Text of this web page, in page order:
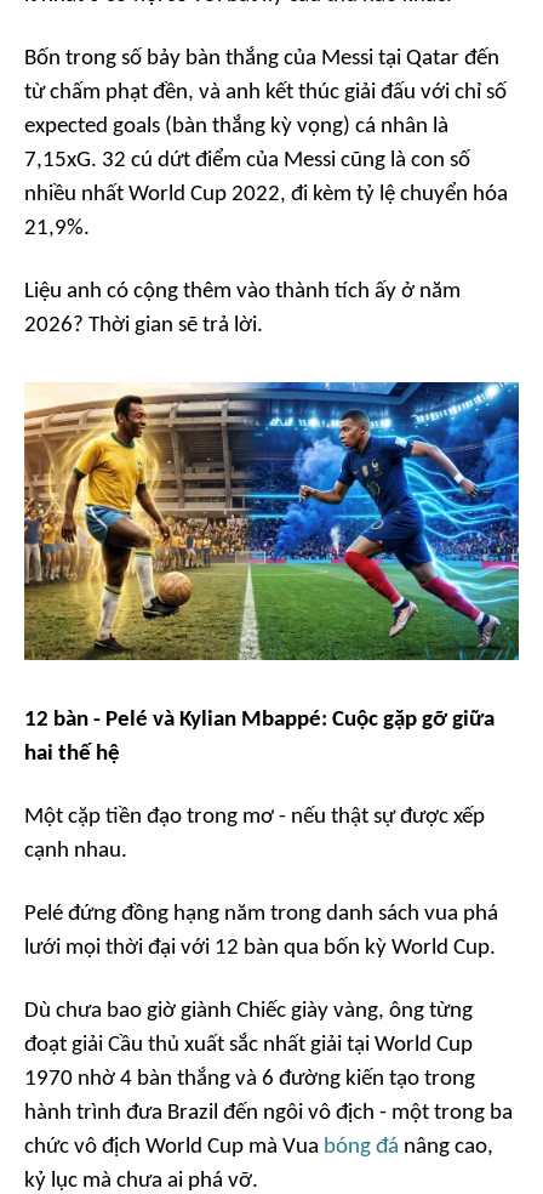
Bốn trong số bảy bàn thắng của Messi tại Qatar đến
từ chấm phạt đền, và anh kết thúc giải đấu với chỉ số
expected goals (bàn thắng kỳ vọng) cá nhân là
7,15xG. 32 cú dứt điểm của Messi cũng là con số
nhiều nhất World Cup 2022, đi kèm tỷ lệ chuyển hóa
21,9%.
Liệu anh có cộng thêm vào thành tích ấy ở năm
2026? Thời gian sẽ trả lời.
12 bàn - Pelé và Kylian Mbappé: Cuộc gặp gỡ giữa
hai thế hệ
Một cặp tiền đạo trong mơ - nếu thật sự được xếp
cạnh nhau.
Pelé đứng đồng hạng năm trong danh sách vua phá
lưới mọi thời đại với 12 bàn qua bốn kỳ World Cup.
Dù chưa bao giờ giành Chiếc giày vàng, ông từng
đoạt giải Cầu thủ xuất sắc nhất giải tại World Cup
1970 nhờ 4 bàn thắng và 6 đường kiến tạo trong
hành trình đưa Brazil đến ngôi vô địch - một trong ba
chức vô địch World Cup mà Vua bóng đá nâng cao,
kỷ lục mà chưa ai phá vỡ.